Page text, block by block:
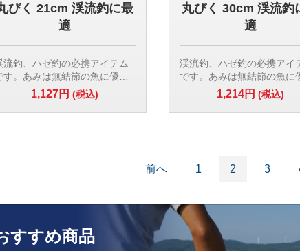
びく 21cm 渓流釣に最
適
流釣、ハゼ釣の必携アイテム
す。あみは無結節の魚に優し
素材です。魚を入れた状態で
につけて魚を活かすことがで
ます。入り口は開放されてい
目 21cm
検索用ワード】
1,127円 (税込)
丸びく 30cm 渓流釣
適
渓流釣、ハゼ釣の必携アイ
です。あみは無結節の魚に
い素材です。入り口は開放
ているので素早く魚を入れ
ます。魚を入れて水につけ
15cm 1段目24cm 2段目
【検索用ワード】
渓流釣 ハゼ釣 活かし ビク
れ 小魚入れ
1,214円 (税込)
前へ 1 2 3
すすめ商品